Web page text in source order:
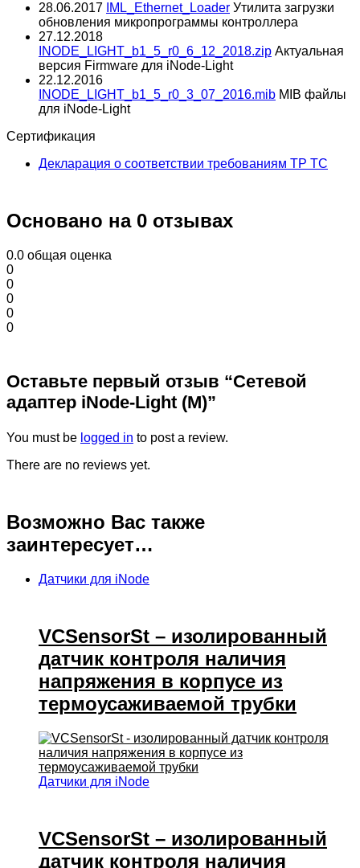
28.06.2017 IML_Ethernet_Loader Утилита загрузки
обновления микропрограммы контроллера
27.12.2018
INODE_LIGHT_b1_5_r0_6_12_2018.zip Актуальная
версия Firmware для iNode-Light
22.12.2016
INODE_LIGHT_b1_5_r0_3_07_2016.mib MIB файлы
для iNode-Light
Сертификация
Декларация о соответствии требованиям ТР ТС
Основано на 0 отзывах
0.0 общая оценка
0
0
0
0
0
Оставьте первый отзыв “Сетевой
адаптер iNode-Light (M)”
You must be logged in to post a review.
There are no reviews yet.
Возможно Вас также
заинтересует…
Датчики для iNode
VCSensorSt – изолированный
датчик контроля наличия
напряжения в корпусе из
термоусаживаемой трубки
Датчики для iNode
VCSensorSt – изолированный
датчик контроля наличия